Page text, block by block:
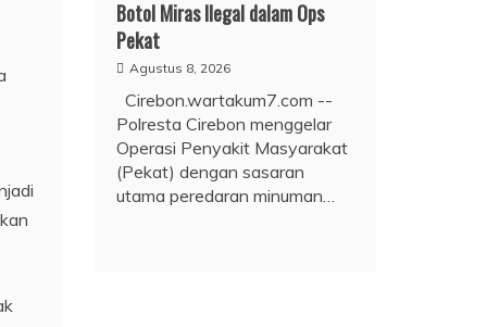
Botol Miras Ilegal dalam Ops
Pekat
Agustus 8, 2026
Cirebon.wartakum7.com --
Polresta Cirebon menggelar
Operasi Penyakit Masyarakat
(Pekat) dengan sasaran
utama peredaran minuman…